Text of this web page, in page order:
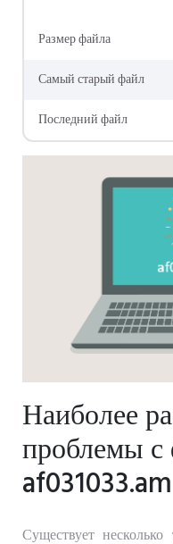
Размер файла
Самый старый файл
Последний файл
Наиболее
проблемы
af031033.am
Существует